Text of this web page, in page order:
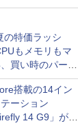
の特価ラッシ
もメモリもマ
買い時のパーツ
(金)22時配信】
搭載の14イン
ーション
14 G9」が